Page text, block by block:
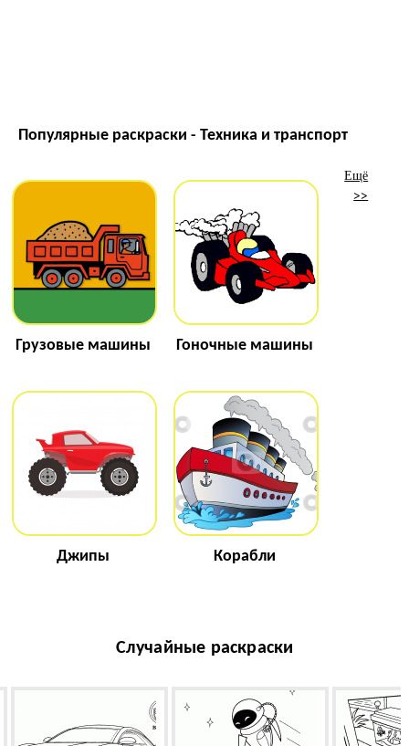
Популярные раскраски - Техника и транспорт
Грузовые машины Гоночные машины
Джипы Корабли
Ещё
>>
Случайные раскраски